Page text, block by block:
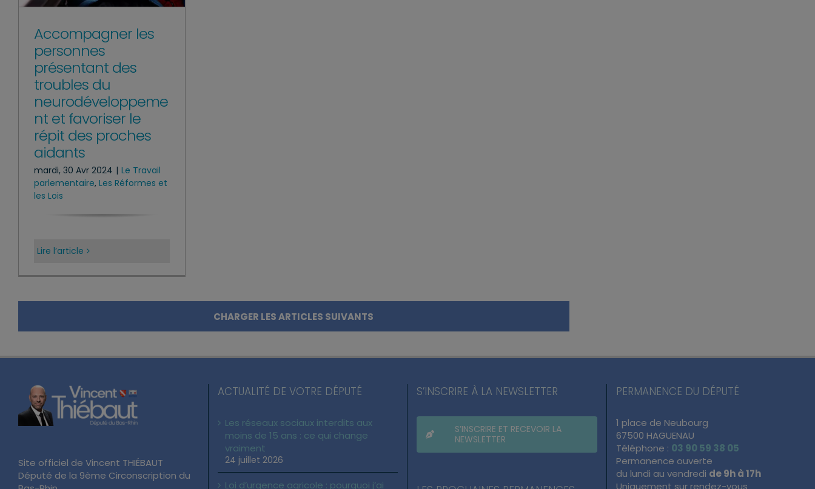
Accompagner les
personnes
présentant des
troubles du
neurodéveloppeme
nt et favoriser le
répit des proches
aidants
mardi, 30 Avr 2024 | Le Travail
parlementaire, Les Réformes et
les Lois
Lire l’article
CHARGER LES ARTICLES SUIVANTS
Site officiel de Vincent THIÉBAUT
Député de la 9ème Circonscription du
ACTUALITÉ DE VOTRE DÉPUTÉ
Les réseaux sociaux interdits aux
moins de 15 ans : ce qui change
vraiment
24 juillet 2026
Loi d’urgence agricole : pourquoi j’ai
S’INSCRIRE À LA NEWSLETTER
S’INSCRIRE ET RECEVOIR LA
NEWSLETTER
PERMANENCE DU DÉPUTÉ
1 place de Neubourg
67500 HAGUENAU
Téléphone : 03 90 59 38 05
Permanence ouverte
du lundi au vendredi de 9h à 17h
Uniquement sur rendez-vous